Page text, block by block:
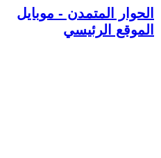
الحوار المتمدن - موبايل
الموقع الرئيسي